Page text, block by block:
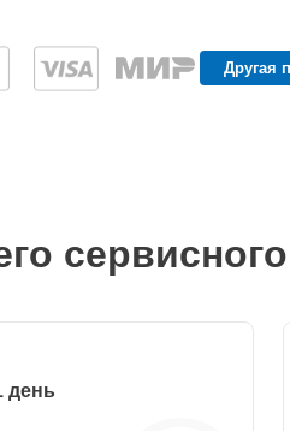
Другая
день